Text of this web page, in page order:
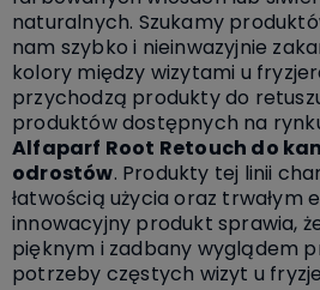
naturalnych. Szukamy
nam szybko i nieinwazyjnie
kolory między wizytami u
przychodzą produkty do
produktów dostępnych na
Alfaparf Root Retouch do
odrostów. Produkty tej linii
łatwością użycia oraz trwałym
innowacyjny produkt sprawia,
pięknym i zadbany wyglądem
potrzeby częstych wizyt u